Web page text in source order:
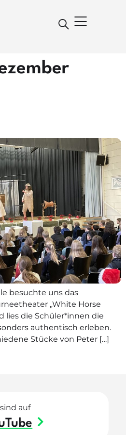
besuchte uns das
„White Horse
lies die Schüler*innen die
authentisch erleben.
Stücke von Peter […]
auf